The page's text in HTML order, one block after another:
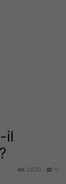
il
0
2830